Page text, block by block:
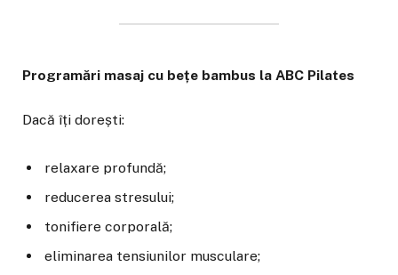
Programări masaj cu bețe bambus la ABC Pilates
Dacă îți dorești:
relaxare profundă;
reducerea stresului;
tonifiere corporală;
eliminarea tensiunilor musculare;